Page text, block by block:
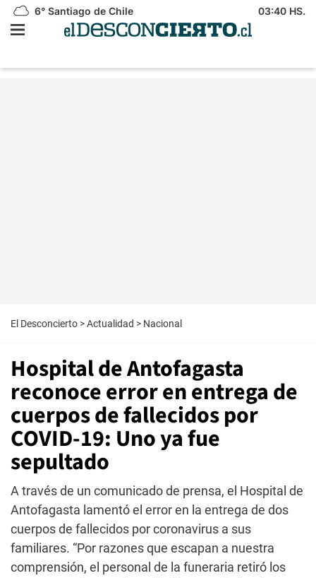
6° Santiago de Chile 03:40 HS.
El Desconcierto >Actualidad > Nacional
Hospital de Antofagasta
reconoce error en entrega de
cuerpos de fallecidos por
COVID-19: Uno ya fue
sepultado
A través de un comunicado de prensa, el Hospital de
Antofagasta lamentó el error en la entrega de dos
cuerpos de fallecidos por coronavirus a sus
familiares. “Por razones que escapan a nuestra
comprensión, el personal de la funeraria retiró los